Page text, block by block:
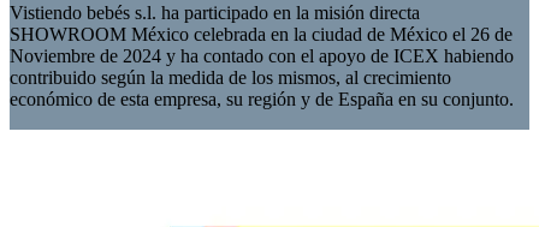
Vistiendo bebés s.l. ha participado en la misión directa
SHOWROOM México celebrada en la ciudad de México el 26 de
Noviembre de 2024 y ha contado con el apoyo de ICEX habiendo
contribuido según la medida de los mismos, al crecimiento
económico de esta empresa, su región y de España en su conjunto.